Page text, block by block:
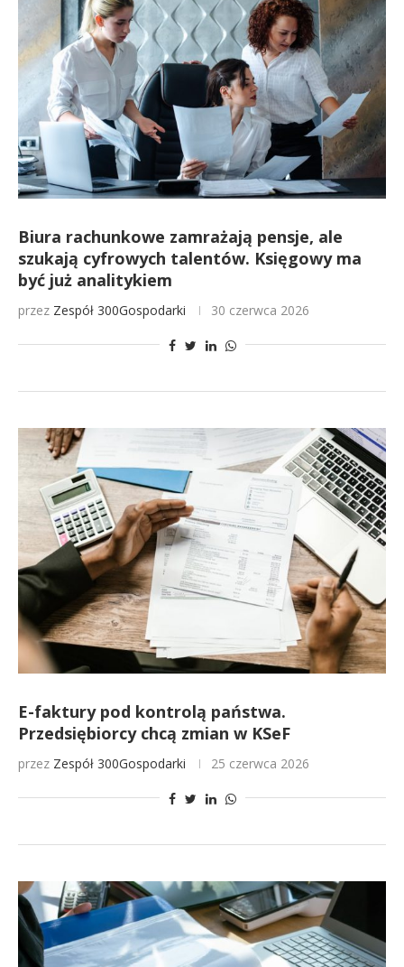
Biura rachunkowe zamrażają pensje, ale
szukają cyfrowych talentów. Księgowy ma
być już analitykiem
przez Zespół 300Gospodarki 30 czerwca 2026
E-faktury pod kontrolą państwa.
Przedsiębiorcy chcą zmian w KSeF
przez Zespół 300Gospodarki 25 czerwca 2026